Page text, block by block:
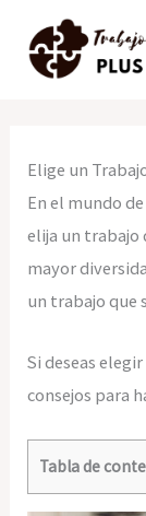
contenido
Elige un
En el mundo
elija un trabajo
mayor
un trabajo que
Si deseas elegir
consejos para
Tabla de